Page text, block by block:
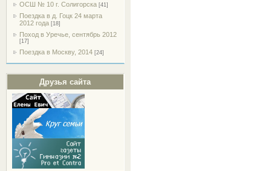
ОСШ № 10 г. Солигорска [41]
Поездка в д. Гоцк 24 марта
2012 года [18]
Поход в Уречье, сентябрь 2012
[17]
Поездка в Москву, 2014 [24]
Друзья сайта